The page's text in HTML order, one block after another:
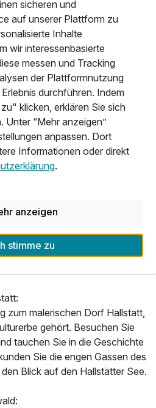
West:
sich in unmittelbarer Nähe zum
Hier können Sie die Pisten
oder Langlaufen. Das
von Abfahrten für alle
Skischulen für Anfänger.
Dachstein-Eishöhle, eine
Welt. Erkunden Sie die eisigen
Sie die natürliche Schönheit
durch die imposante
steilen Felswänden. Hier
ganzen Pracht erleben und die
zum malerischen Dorf Hallstatt,
gehört. Besuchen Sie
tauchen Sie in die Geschichte
Sie die engen Gassen des
Blick auf den Hallstätter See.
sicheren und
auf unserer Plattform zu
Inhalte
wir interessenbasierte
messen und Tracking
der Plattformnutzung
durchführen. Indem
klicken, erklären Sie sich
Unter “Mehr anzeigen”
anpassen. Dort
Informationen oder direkt
.
anzeigen
stimme zu